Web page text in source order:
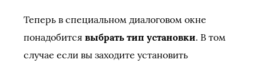
Теперь в специальном диалоговом окне
понадобится выбрать тип установки. В том
случае если вы заходите установить